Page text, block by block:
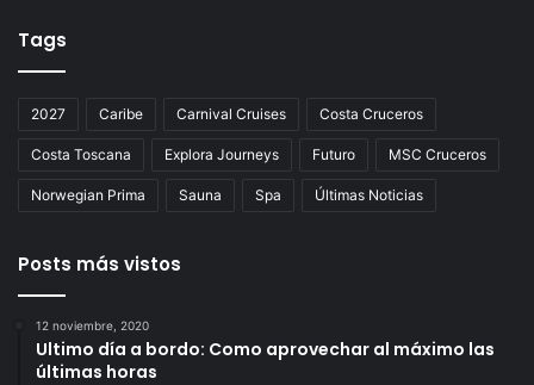
Tags
2027 Caribe Carnival Cruises Costa Cruceros
Costa Toscana Explora Journeys Futuro MSC Cruceros
Norwegian Prima Sauna Spa Últimas Noticias
Posts más vistos
12 noviembre, 2020
Ultimo día a bordo: Como aprovechar al máximo las
últimas horas